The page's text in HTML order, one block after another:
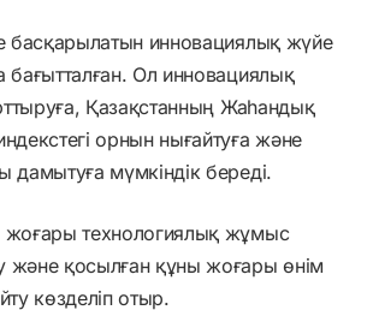
басқарылатын инновациялық жүйе
бағытталған. Ол инновациялық
Қазақстанның Жаһандық
орнын нығайтуға және
дамытуға мүмкіндік береді.
технологиялық жұмыс
қосылған құны жоғары өнім
көзделіп отыр.